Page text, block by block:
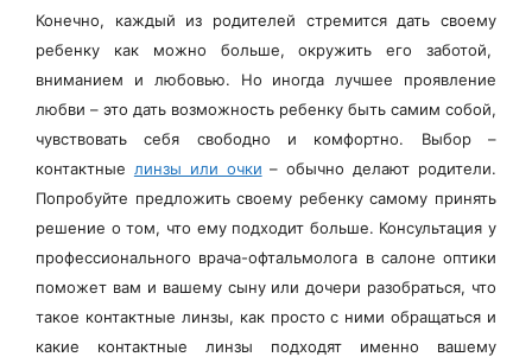
Конечно, каждый из родителей стремится дать своему
ребенку как можно больше, окружить его заботой,
вниманием и любовью. Но иногда лучшее проявление
любви – это дать возможность ребенку быть самим собой,
чувствовать себя свободно и комфортно. Выбор –
контактные линзы или очки – обычно делают родители.
Попробуйте предложить своему ребенку самому принять
решение о том, что ему подходит больше. Консультация у
профессионального врача-офтальмолога в салоне оптики
поможет вам и вашему сыну или дочери разобраться, что
такое контактные линзы, как просто с ними обращаться и
какие контактные линзы подходят именно вашему